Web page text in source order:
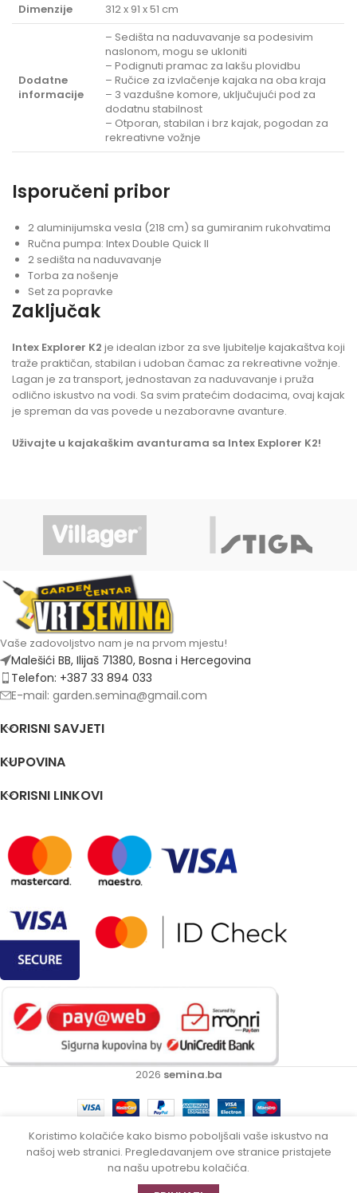
Dimenzije
312 x 91 x 51 cm
Dodatne
informacije
– Sedišta na naduvavanje sa podesivim
naslonom, mogu se ukloniti
– Podignuti pramac za lakšu plovidbu
– Ručice za izvlačenje kajaka na oba kraja
– 3 vazdušne komore, uključujući pod za
dodatnu stabilnost
– Otporan, stabilan i brz kajak, pogodan za
rekreativne vožnje
Isporučeni pribor
2 aluminijumska vesla (218 cm) sa gumiranim rukohvatima
Ručna pumpa: Intex Double Quick II
2 sedišta na naduvavanje
Torba za nošenje
Set za popravke
Zaključak
Intex Explorer K2 je idealan izbor za sve ljubitelje kajakaštva koji
traže praktičan, stabilan i udoban čamac za rekreativne vožnje.
Lagan je za transport, jednostavan za naduvavanje i pruža
odlično iskustvo na vodi. Sa svim pratećim dodacima, ovaj kajak
je spreman da vas povede u nezaboravne avanture.
Uživajte u kajakaškim avanturama sa Intex Explorer K2!
Vaše zadovoljstvo nam je na prvom mjestu!
Malešići BB, Ilijaš 71380, Bosna i Hercegovina
Telefon: +387 33 894 033
E-mail: garden.semina@gmail.com
KORISNI SAVJETI
KUPOVINA
KORISNI LINKOVI
2026 semina.ba
Koristimo kolačiće kako bismo poboljšali vaše iskustvo na
našoj web stranici. Pregledavanjem ove stranice pristajete
na našu upotrebu kolačića.
Intex čamac na
naduvavanje kajak
dvosjed EXPLORER
259.00KM
219.00KM
Nema
na